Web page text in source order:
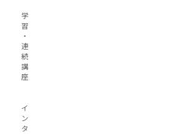
学
習
・
連
続
講
座
イ
ン
タ